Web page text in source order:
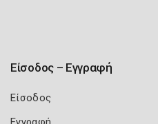
Είσοδος – Εγγραφή
Είσοδος